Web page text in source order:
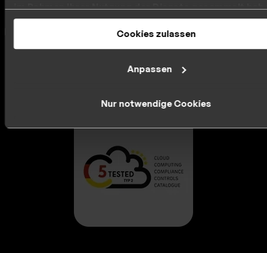
im Rahmen Ihrer Nutzung der Dienste gesammelt
Ihre Cookie-Einstellungen können Sie jederzeit in
Datenschutzerklärungändern.
Cookies zulassen
Anpassen
Nur notwendige Cookies
DRACOON - Nachweisbar sicher
DRACOON setzt neue Maßstäbe in der Cybersicherheit
und wurde mit den renommiertesten Auszeichnungen
gewürdigt.